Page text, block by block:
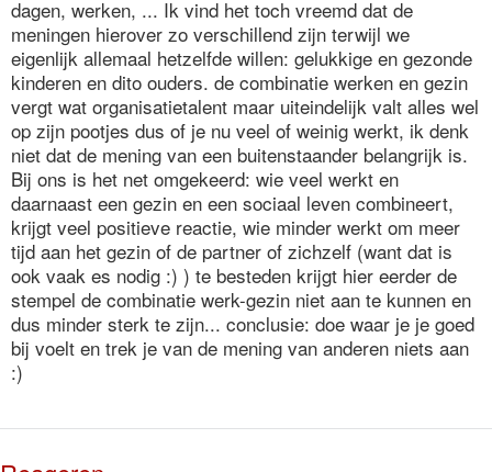
dagen, werken, ... Ik vind het toch vreemd dat de
meningen hierover zo verschillend zijn terwijl we
eigenlijk allemaal hetzelfde willen: gelukkige en gezonde
kinderen en dito ouders. de combinatie werken en gezin
vergt wat organisatietalent maar uiteindelijk valt alles wel
op zijn pootjes dus of je nu veel of weinig werkt, ik denk
niet dat de mening van een buitenstaander belangrijk is.
Bij ons is het net omgekeerd: wie veel werkt en
daarnaast een gezin en een sociaal leven combineert,
krijgt veel positieve reactie, wie minder werkt om meer
tijd aan het gezin of de partner of zichzelf (want dat is
ook vaak es nodig :) ) te besteden krijgt hier eerder de
stempel de combinatie werk-gezin niet aan te kunnen en
dus minder sterk te zijn... conclusie: doe waar je je goed
bij voelt en trek je van de mening van anderen niets aan
:)